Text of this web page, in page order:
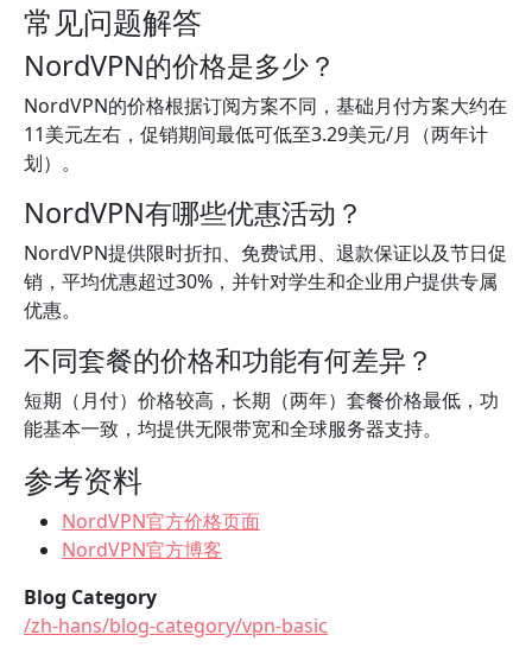
常见问题解答
NordVPN的价格是多少？
NordVPN的价格根据订阅方案不同，基础月付方案大约在
11美元左右，促销期间最低可低至3.29美元/月（两年计
划）。
NordVPN有哪些优惠活动？
NordVPN提供限时折扣、免费试用、退款保证以及节日促
销，平均优惠超过30%，并针对学生和企业用户提供专属
优惠。
不同套餐的价格和功能有何差异？
短期（月付）价格较高，长期（两年）套餐价格最低，功
能基本一致，均提供无限带宽和全球服务器支持。
参考资料
NordVPN官方价格页面
NordVPN官方博客
Blog Category
/zh-hans/blog-category/vpn-basic